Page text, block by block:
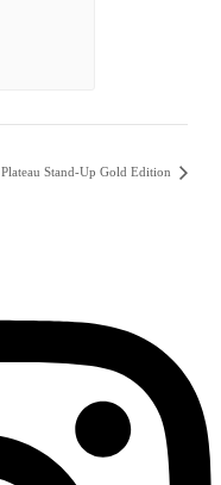
Plateau Stand-Up Gold Edition